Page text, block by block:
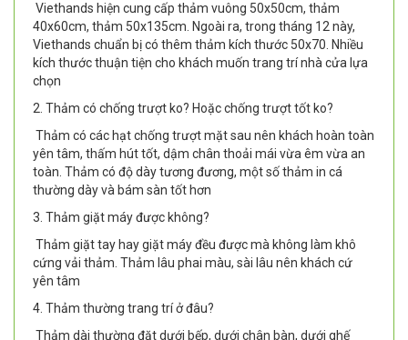
Viethands hiện cung cấp thảm vuông 50x50cm, thảm
40x60cm, thảm 50x135cm. Ngoài ra, trong tháng 12 này,
Viethands chuẩn bị có thêm thảm kích thước 50x70. Nhiều
kích thước thuận tiện cho khách muốn trang trí nhà cửa lựa
chọn
2. Thảm có chống trượt ko? Hoặc chống trượt tốt ko?
Thảm có các hạt chống trượt mặt sau nên khách hoàn toàn
yên tâm, thấm hút tốt, dậm chân thoải mái vừa êm vừa an
toàn. Thảm có độ dày tương đương, một số thảm in cá
thường dày và bám sàn tốt hơn
3. Thảm giặt máy được không?
Thảm giặt tay hay giặt máy đều được mà không làm khô
cứng vải thảm. Thảm lâu phai màu, sài lâu nên khách cứ
yên tâm
4. Thảm thường trang trí ở đâu?
Thảm dài thường đặt dưới bếp, dưới chân bàn, dưới ghế